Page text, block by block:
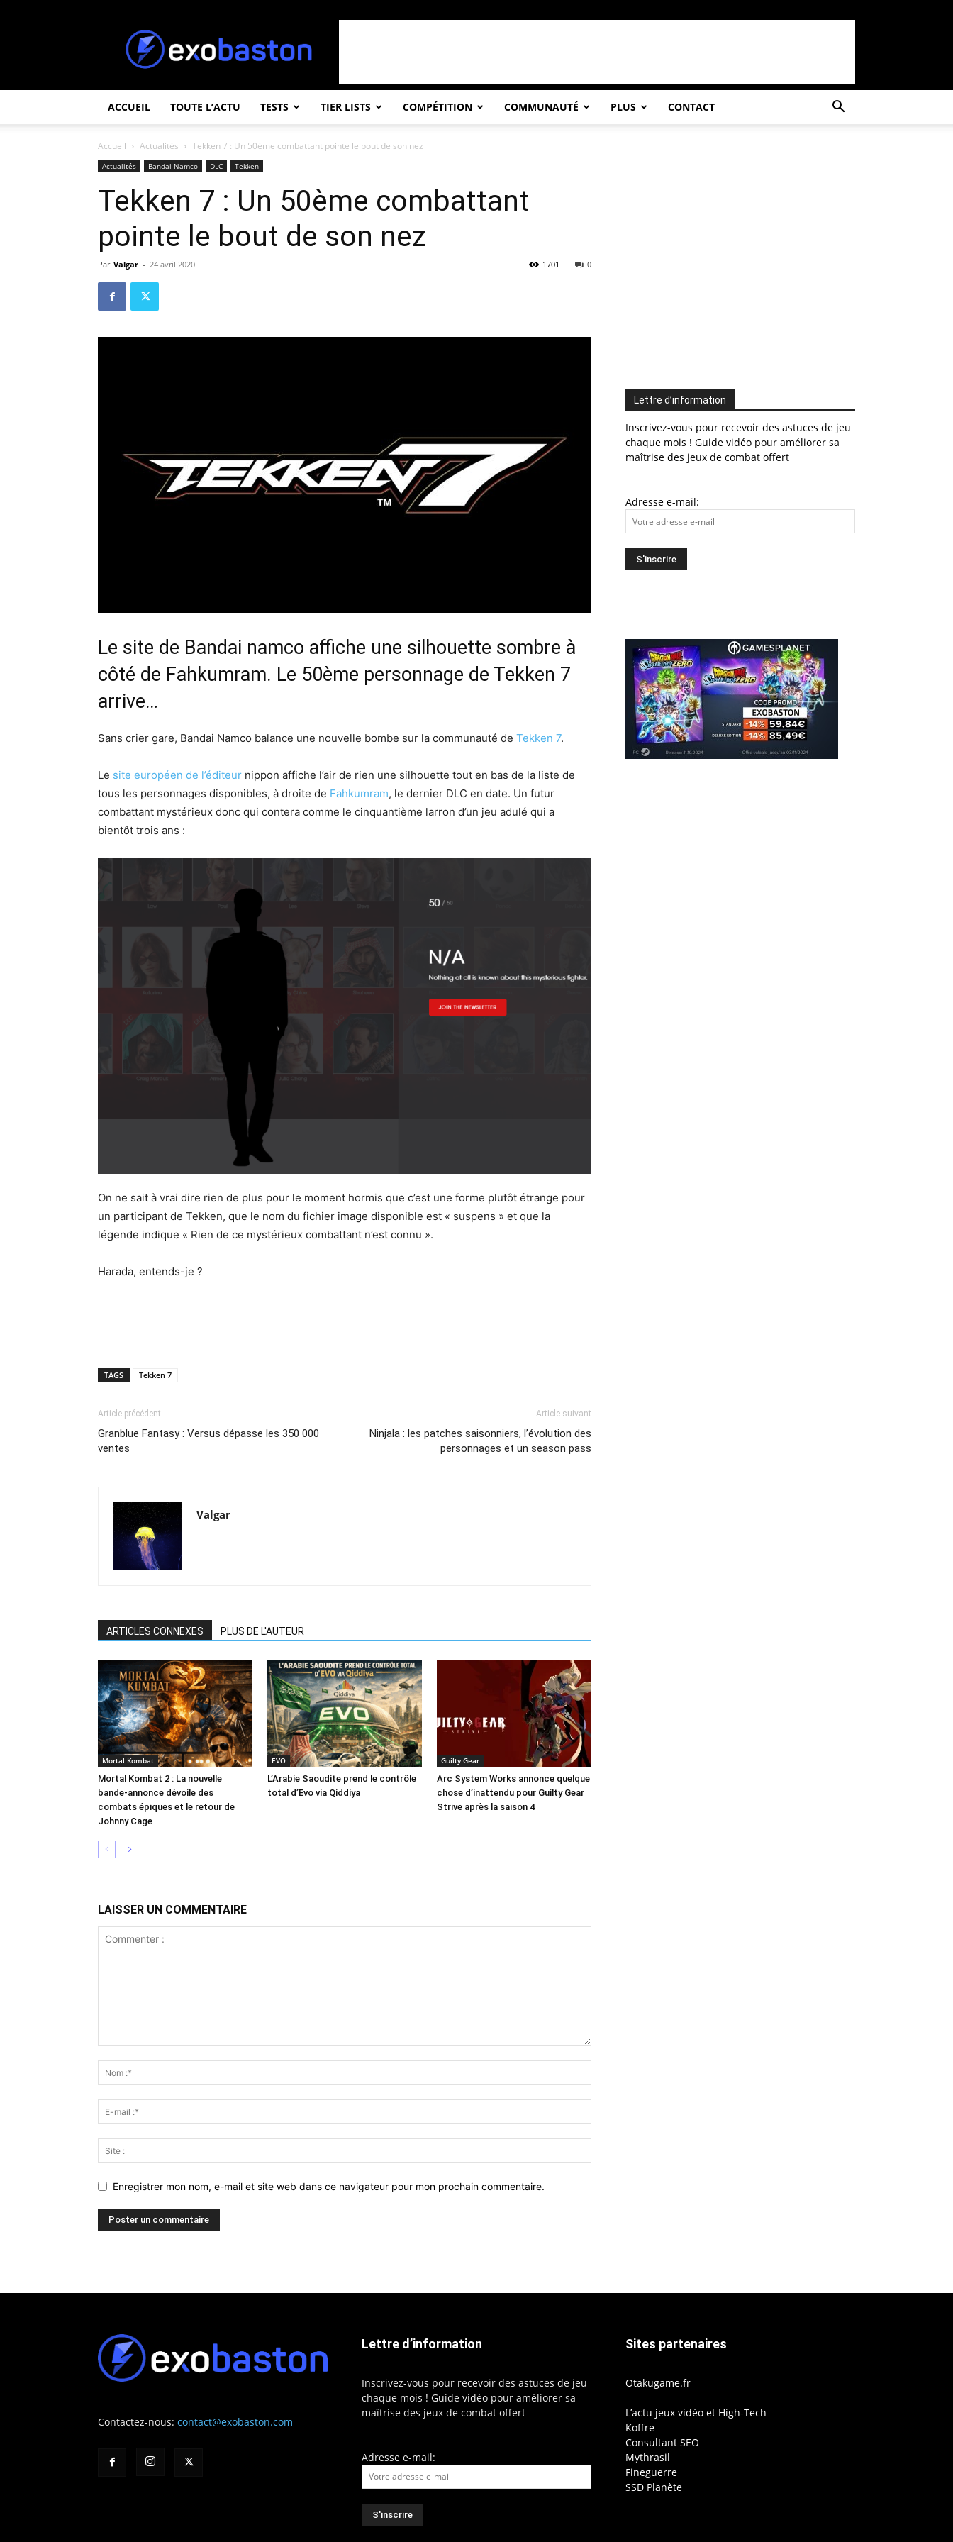
ACCUEIL TOUTE L’ACTU TESTS TIER LISTS COMPÉTITION COMMUNAUTÉ PLUS CONTACT
Accueil Actualités Tekken 7 : Un 50ème combattant pointe le bout de son nez
Actualités Bandai Namco DLC Tekken
Tekken 7 : Un 50ème combattant
pointe le bout de son nez
Par Valgar - 24 avril 2020 0
1701
Le site de Bandai namco affiche une silhouette sombre à
côté de Fahkumram. Le 50ème personnage de Tekken 7
arrive…
Sans crier gare, Bandai Namco balance une nouvelle bombe sur la communauté de Tekken 7.
Le site européen de l’éditeur nippon affiche l’air de rien une silhouette tout en bas de la liste de
tous les personnages disponibles, à droite de Fahkumram, le dernier DLC en date. Un futur
combattant mystérieux donc qui contera comme le cinquantième larron d’un jeu adulé qui a
bientôt trois ans :
On ne sait à vrai dire rien de plus pour le moment hormis que c’est une forme plutôt étrange pour
un participant de Tekken, que le nom du fichier image disponible est « suspens » et que la
légende indique « Rien de ce mystérieux combattant n’est connu ».
Harada, entends-je ?
TAGS Tekken 7
Article précédent
Granblue Fantasy : Versus dépasse les 350 000
ventes
Article suivant
Ninjala : les patches saisonniers, l’évolution des
personnages et un season pass
Valgar
ARTICLES CONNEXES PLUS DE L'AUTEUR
Mortal Kombat
Mortal Kombat 2 : La nouvelle
bande-annonce dévoile des
combats épiques et le retour de
Johnny Cage
EVO
L’Arabie Saoudite prend le contrôle
total d’Evo via Qiddiya
Guilty Gear
Arc System Works annonce quelque
chose d’inattendu pour Guilty Gear
Strive après la saison 4
LAISSER UN COMMENTAIRE
Enregistrer mon nom, e-mail et site web dans ce navigateur pour mon prochain commentaire.
Lettre d’information
Inscrivez-vous pour recevoir des astuces de jeu
chaque mois ! Guide vidéo pour améliorer sa
maîtrise des jeux de combat offert
Adresse e-mail:
Contactez-nous: contact@exobaston.com
Lettre d’information
Inscrivez-vous pour recevoir des astuces de jeu
chaque mois ! Guide vidéo pour améliorer sa
maîtrise des jeux de combat offert
Adresse e-mail:
Sites partenaires
Otakugame.fr
L’actu jeux vidéo et High-Tech
Koffre
Consultant SEO
Mythrasil
Fineguerre
SSD Planète